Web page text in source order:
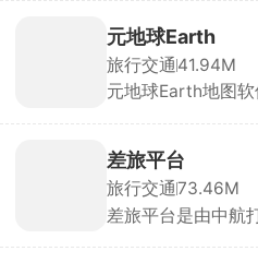
整自驾路线。可以
标注住宿和打卡点
书，还有很多本地
书。不管短途周末
元地球Earth
旅行交通 41.94M
元地球Earth地图
象，在此应用上能
河山，学习地理知
索世界，搜索目的
迹距离。
差旅平台
旅行交通73.46M
差旅平台是由中航